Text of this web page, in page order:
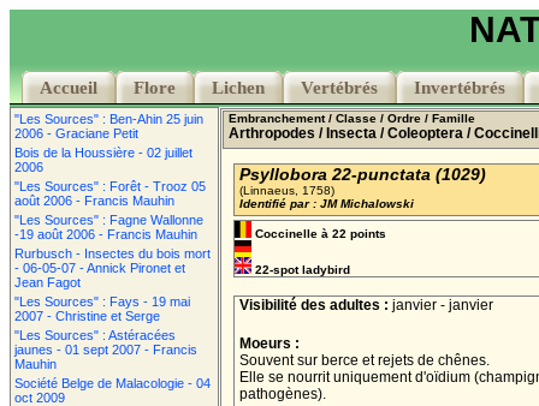
Accueil Flore Lichen Vertébrés Invertébrés
Accueil Flore Lichen Vertébrés Invertébrés
"Les Sources" : Ben-Ahin 25 juin
2006 - Graciane Petit
Bois de la Houssière - 02 juillet
2006
"Les Sources" : Forêt - Trooz 05
août 2006 - Francis Mauhin
"Les Sources" : Fagne Wallonne
-19 août 2006 - Francis Mauhin
Rurbusch - Insectes du bois mort
- 06-05-07 - Annick Pironet et
Jean Fagot
"Les Sources" : Fays - 19 mai
2007 - Christine et Serge
"Les Sources" : Astéracées
jaunes - 01 sept 2007 - Francis
Mauhin
Société Belge de Malacologie - 04
oct 2009
Embranchement/ Classe / Ordre / Famille
Arthropodes / Insecta / Coleoptera /
Psyllobora 22-punctata (1029)
(Linnaeus, 1758)
Identifié par : JM Michalowski
Coccinelle à 22 points
22-spot ladybird
Visibilité des adultes : janvier - janvier
Moeurs :
Souvent sur berce et rejets de chênes.
Elle se nourrit uniquement d'oïdium
pathogènes).